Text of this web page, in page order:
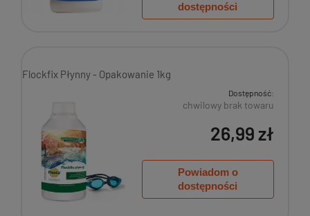
dostępności
Flockfix Płynny - Opakowanie 1kg
Dostępność:
chwilowy brak towaru
26,99 zł
Powiadom o
dostępności